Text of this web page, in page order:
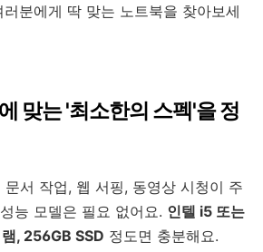
분에게 딱 맞는 노트북을 찾아보세
맞는 '최소한의 스펙'을 정
문서 작업, 웹 서핑, 동영상 시청이 주
능 모델은 필요 없어요. 인텔 i5 또는
, 256GB SSD 정도면 충분해요.